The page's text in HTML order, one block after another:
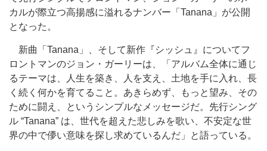
カルが際立つ高揚感に溢れるナンバー「Tanana」が公開
となった。
新曲「Tanana」、そして新作『シッシュ』についてフ
ロントマンのジョン・ガーリーは、「アルバム全体に通じ
るテーマは、人生を築き、人を支え、土地を手に入れ、長
く続く何かを育てること。あきらめず、もっと望み、その
ために闘え、というシンプルなメッセージだ。先行シング
ル “Tanana” は、世代を超えた悲しみを歌い、不安定な世
界の中で儚い意味を探し求めているんだ」と語っている。